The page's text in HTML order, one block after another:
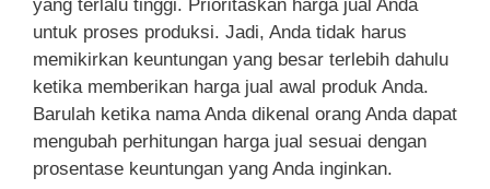
yang terlalu tinggi. Prioritaskan harga jual Anda
untuk proses produksi. Jadi, Anda tidak harus
memikirkan keuntungan yang besar terlebih dahulu
ketika memberikan harga jual awal produk Anda.
Barulah ketika nama Anda dikenal orang Anda dapat
mengubah perhitungan harga jual sesuai dengan
prosentase keuntungan yang Anda inginkan.